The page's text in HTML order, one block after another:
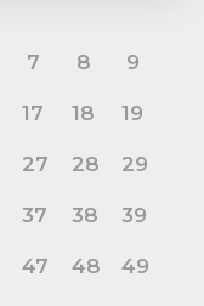
7 8 9
17 18 19
27 28 29
37 38 39
47 48 49